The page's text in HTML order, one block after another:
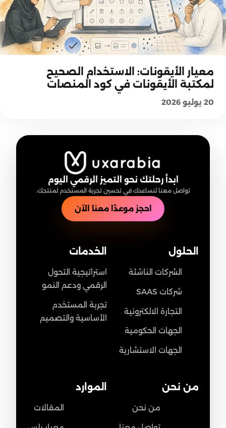
معيار الأيقونات: الاستخدام الصحيح
لمكتبة الأيقونات في كود المنصات
20 يوليو 2026
ابدأ رحلتك نحو التميز الرقمي اليوم
تواصل معنا لنساعدك في تحسين تجربة المستخدم لمنتجك.
احجز موعدًا معنا الآن
الخدمات
استراتيجية التحول
الرقمي ودعم النمو
تجربة المستخدم
الأساسية والتصميم
الحلول
الشركات الناشئة
شركات SAAS
التجارة الالكترونية
الجهات الحكومية
الجهات الاستشارية
الموارد
المقالات
من نحن
من نحن